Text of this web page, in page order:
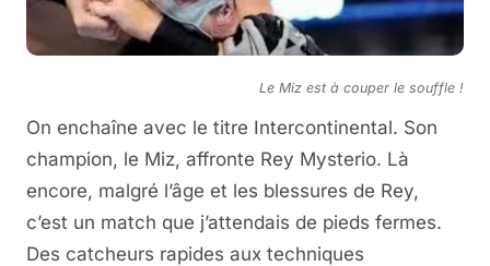
Le Miz est à couper le souffle !
On enchaîne avec le titre Intercontinental. Son
champion, le Miz, affronte Rey Mysterio. Là
encore, malgré l’âge et les blessures de Rey,
c’est un match que j’attendais de pieds fermes.
Des catcheurs rapides aux techniques